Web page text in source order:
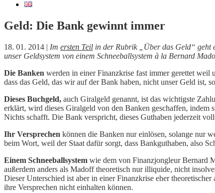
Geld: Die Bank gewinnt immer
18. 01. 2014 | Im ersten Teil in der Rubrik „Über das Geld“ geht
unser Geldsystem von einem Schneeballsystem à la Bernard
Die Banken werden in einer Finanzkrise fast immer gerettet weil
dass das Geld, das wir auf der Bank haben, nicht unser Geld ist,
Dieses Buchgeld, auch Giralgeld genannt, ist das wichtigste
erklärt, wird dieses Giralgeld von den Banken geschaffen,
Nichts schafft. Die Bank verspricht, dieses Guthaben jederzeit
Ihr Versprechen können die Banken nur einlösen, solange nur
beim Wort, weil der Staat dafür sorgt, dass Bankguthaben, also
Einem Schneeballsystem wie dem von Finanzjongleur Bernard
außerdem anders als Madoff theoretisch nur illiquide, nicht
Dieser Unterschied ist aber in einer Finanzkrise eher
ihre Versprechen nicht einhalten können.